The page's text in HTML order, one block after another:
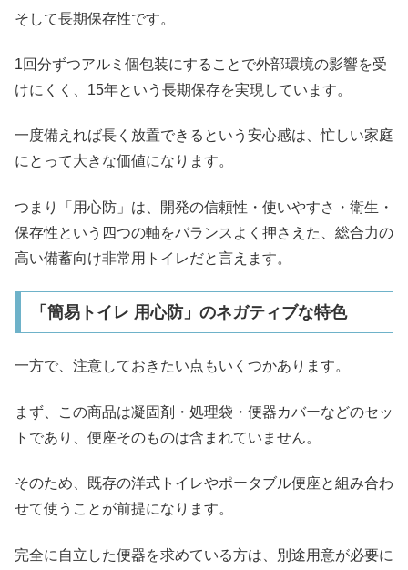
そして長期保存性です。
1回分ずつアルミ個包装にすることで外部環境の影響を受
けにくく、15年という長期保存を実現しています。
一度備えれば長く放置できるという安心感は、忙しい家庭
にとって大きな価値になります。
つまり「用心防」は、開発の信頼性・使いやすさ・衛生・
保存性という四つの軸をバランスよく押さえた、総合力の
高い備蓄向け非常用トイレだと言えます。
「簡易トイレ 用心防」のネガティブな特色
一方で、注意しておきたい点もいくつかあります。
まず、この商品は凝固剤・処理袋・便器カバーなどのセッ
トであり、便座そのものは含まれていません。
そのため、既存の洋式トイレやポータブル便座と組み合わ
せて使うことが前提になります。
完全に自立した便器を求めている方は、別途用意が必要に